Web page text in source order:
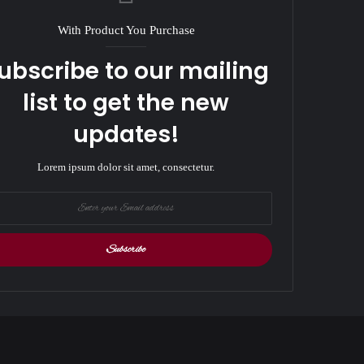
With Product You Purchase
to our mailing
list to get the new
updates!
Lorem ipsum dolor sit amet, consectetur.